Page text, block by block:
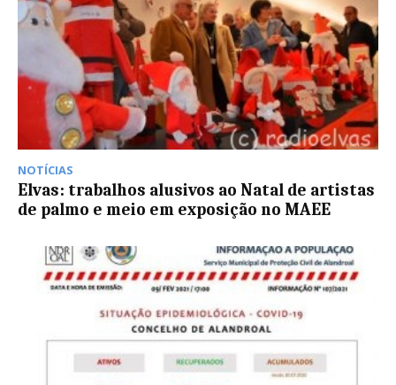
NOTÍCIAS
Elvas: trabalhos alusivos ao Natal de artistas
de palmo e meio em exposição no MAEE